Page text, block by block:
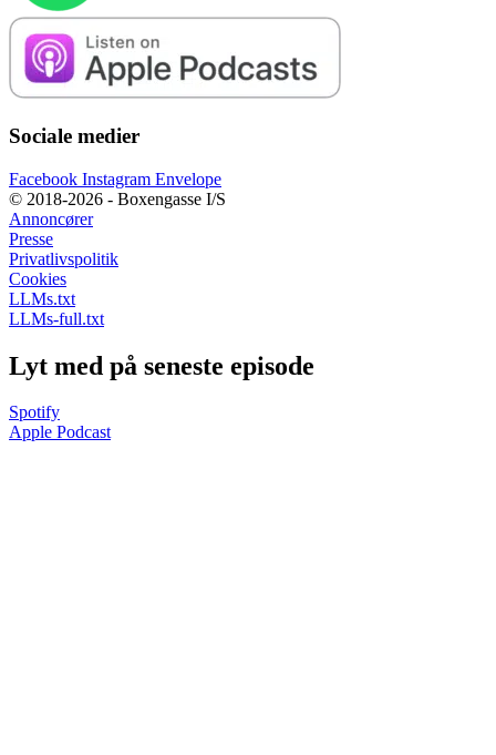
Sociale medier
Facebook Instagram Envelope
© 2018-2026 - Boxengasse I/S
Annoncører
Presse
Privatlivspolitik
Cookies
LLMs.txt
LLMs-full.txt
Lyt med på seneste episode
Spotify
Apple Podcast